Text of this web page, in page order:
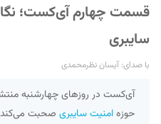
قسمت چهارم آی‌کست؛
سایبری
با صدای: آیسان نظرمحمدی
آی‌کست در روزهای چهارشنبه
حوزهامنیت سایبری صحبت می‌کند.